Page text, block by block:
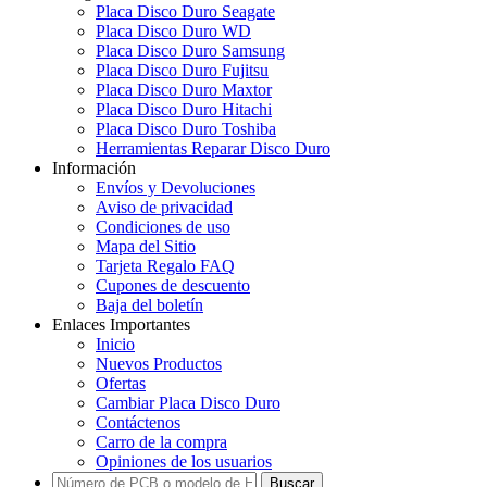
Placa Disco Duro Seagate
Placa Disco Duro WD
Placa Disco Duro Samsung
Placa Disco Duro Fujitsu
Placa Disco Duro Maxtor
Placa Disco Duro Hitachi
Placa Disco Duro Toshiba
Herramientas Reparar Disco Duro
Información
Envíos y Devoluciones
Aviso de privacidad
Condiciones de uso
Mapa del Sitio
Tarjeta Regalo FAQ
Cupones de descuento
Baja del boletín
Enlaces Importantes
Inicio
Nuevos Productos
Ofertas
Cambiar Placa Disco Duro
Contáctenos
Carro de la compra
Opiniones de los usuarios